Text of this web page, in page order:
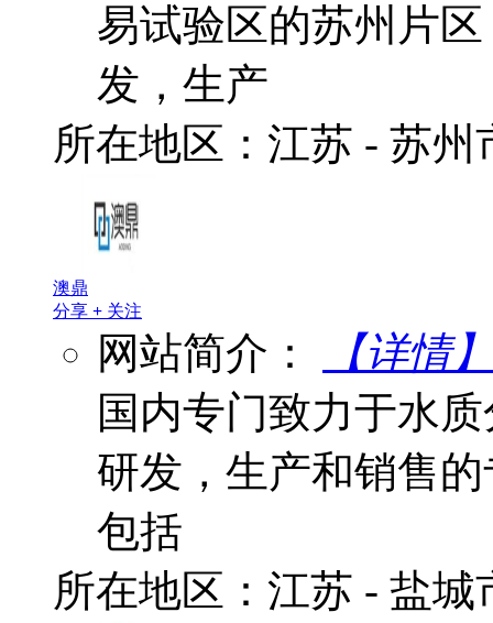
易试验区的苏州片
发，生产
所在地区：江苏 - 苏
澳鼎
分享 + 关注
网站简介：
【详情】
国内专门致力于水
研发，生产和销售
包括
所在地区：江苏 - 盐